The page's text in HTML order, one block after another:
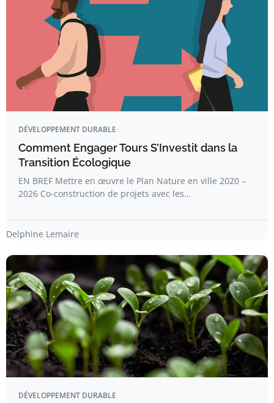
DÉVELOPPEMENT DURABLE
Comment Engager Tours S’Investit dans la
Transition Écologique
EN BREF Mettre en œuvre le Plan Nature en ville 2020 –
2026 Co-construction de projets avec les…
Delphine Lemaire
DÉVELOPPEMENT DURABLE